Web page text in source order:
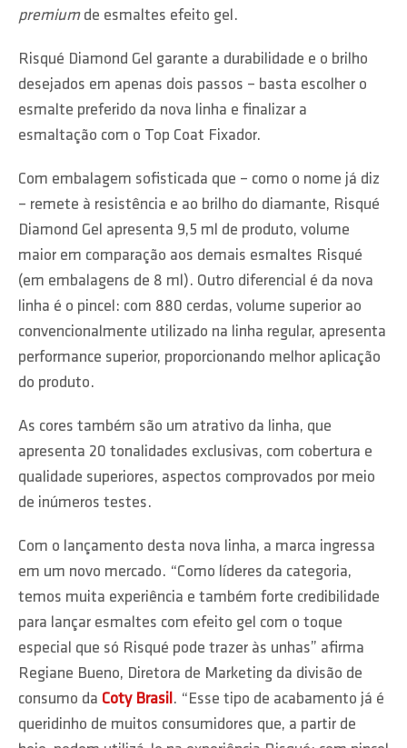
premium de esmaltes efeito gel.
Risqué Diamond Gel garante a durabilidade e o brilho
desejados em apenas dois passos – basta escolher o
esmalte preferido da nova linha e finalizar a
esmaltação com o Top Coat Fixador.
Com embalagem sofisticada que – como o nome já diz
– remete à resistência e ao brilho do diamante, Risqué
Diamond Gel apresenta 9,5 ml de produto, volume
maior em comparação aos demais esmaltes Risqué
(em embalagens de 8 ml). Outro diferencial é da nova
linha é o pincel: com 880 cerdas, volume superior ao
convencionalmente utilizado na linha regular, apresenta
performance superior, proporcionando melhor aplicação
do produto.
As cores também são um atrativo da linha, que
apresenta 20 tonalidades exclusivas, com cobertura e
qualidade superiores, aspectos comprovados por meio
de inúmeros testes.
Com o lançamento desta nova linha, a marca ingressa
em um novo mercado. “Como líderes da categoria,
temos muita experiência e também forte credibilidade
para lançar esmaltes com efeito gel com o toque
especial que só Risqué pode trazer às unhas” afirma
Regiane Bueno, Diretora de Marketing da divisão de
consumo da Coty Brasil. “Esse tipo de acabamento já é
queridinho de muitos consumidores que, a partir de